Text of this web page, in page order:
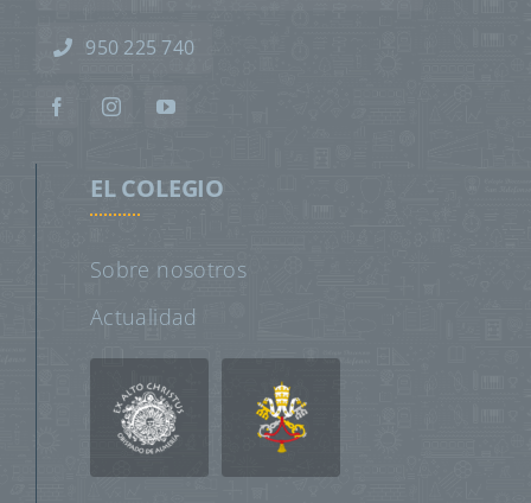
950 225 740
EL COLEGIO
Sobre nosotros
Actualidad